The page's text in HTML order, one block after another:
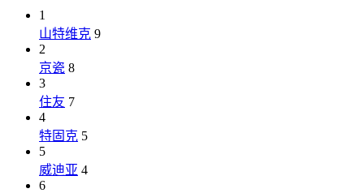
1
山特维克 9
2
京瓷 8
3
住友 7
4
特固克 5
5
威迪亚 4
6